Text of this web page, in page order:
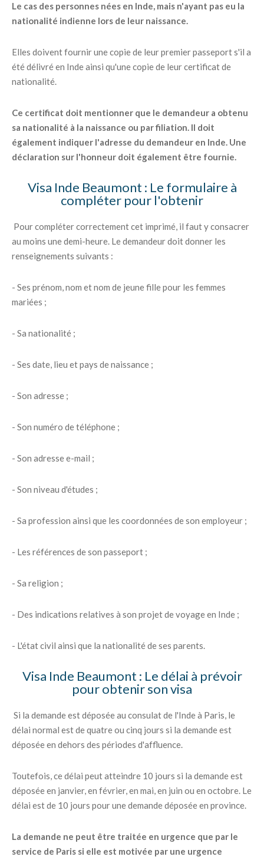
Le cas des personnes nées en Inde, mais n'ayant pas eu la
nationalité indienne lors de leur naissance.
Elles doivent fournir une copie de leur premier passeport s'il a
été délivré en Inde ainsi qu'une copie de leur certificat de
nationalité.
Ce certificat doit mentionner que le demandeur a obtenu
sa nationalité à la naissance ou par filiation. Il doit
également indiquer l'adresse du demandeur en Inde. Une
déclaration sur l'honneur doit également être fournie.
Visa Inde Beaumont : Le formulaire à
compléter pour l'obtenir
Pour compléter correctement cet imprimé, il faut y consacrer
au moins une demi-heure. Le demandeur doit donner les
renseignements suivants :
- Ses prénom, nom et nom de jeune fille pour les femmes
mariées ;
- Sa nationalité ;
- Ses date, lieu et pays de naissance ;
- Son adresse ;
- Son numéro de téléphone ;
- Son adresse e-mail ;
- Son niveau d'études ;
- Sa profession ainsi que les coordonnées de son employeur ;
- Les références de son passeport ;
- Sa religion ;
- Des indications relatives à son projet de voyage en Inde ;
- L'état civil ainsi que la nationalité de ses parents.
Visa Inde Beaumont : Le délai à prévoir
pour obtenir son visa
Si la demande est déposée au consulat de l'Inde à Paris, le
délai normal est de quatre ou cinq jours si la demande est
déposée en dehors des périodes d'affluence.
Toutefois, ce délai peut atteindre 10 jours si la demande est
déposée en janvier, en février, en mai, en juin ou en octobre. Le
délai est de 10 jours pour une demande déposée en province.
La demande ne peut être traitée en urgence que par le
service de Paris si elle est motivée par une urgence